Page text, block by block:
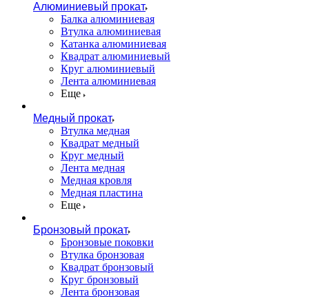
Алюминиевый прокат
Балка алюминиевая
Втулка алюминиевая
Катанка алюминиевая
Квадрат алюминиевый
Круг алюминиевый
Лента алюминиевая
Еще
Медный прокат
Втулка медная
Квадрат медный
Круг медный
Лента медная
Медная кровля
Медная пластина
Еще
Бронзовый прокат
Бронзовые поковки
Втулка бронзовая
Квадрат бронзовый
Круг бронзовый
Лента бронзовая